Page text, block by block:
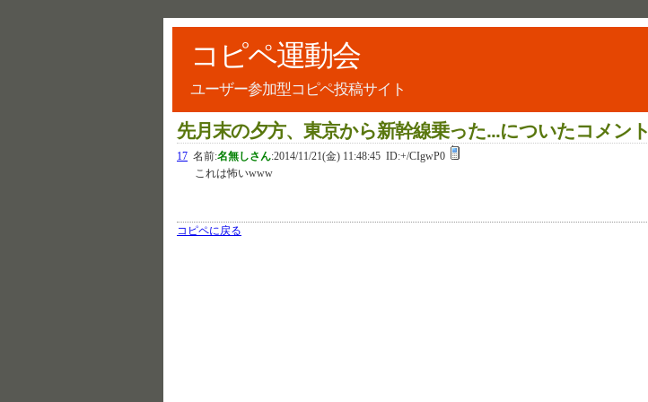
コピペ運動会
ユーザー参加型コピペ投稿サイト
先月末の夕方、東京から新幹線乗った...についたコメント
17 名前:名無しさん:2014/11/21(金) 11:48:45 ID:+/CIgwP0
これは怖いwww
コピペに戻る